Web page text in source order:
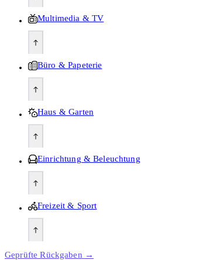
Multimedia & TV
Büro & Papeterie
Haus & Garten
Einrichtung & Beleuchtung
Freizeit & Sport
Geprüfte Rückgaben →